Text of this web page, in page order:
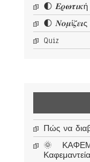
🌓
🌓
Quiz
Πώς να
🌞